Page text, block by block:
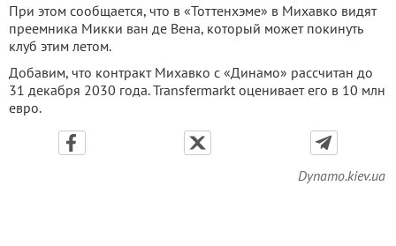
При этом сообщается, что в «Тоттенхэме» в Михавко видят
преемника Микки ван де Вена, который может покинуть
клуб этим летом.
Добавим, что контракт Михавко с «Динамо» рассчитан до
31 декабря 2030 года. Transfermarkt оценивает его в 10 млн
евро.
Dynamo.kiev.ua